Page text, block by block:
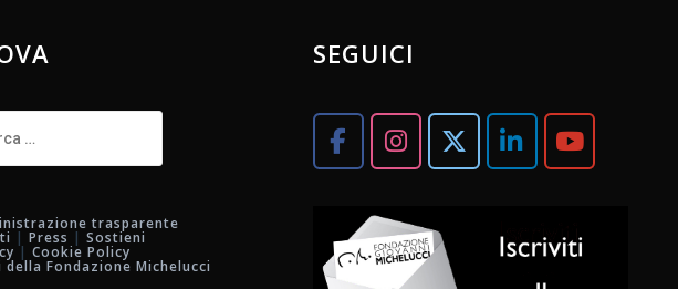
trasparente
|Press |Sostieni
|Cookie Policy
della Fondazione Michelucci
SEGUICI